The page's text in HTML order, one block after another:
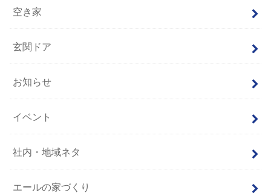
空き家
玄関ドア
お知らせ
イベント
社内・地域ネタ
エールの家づくり